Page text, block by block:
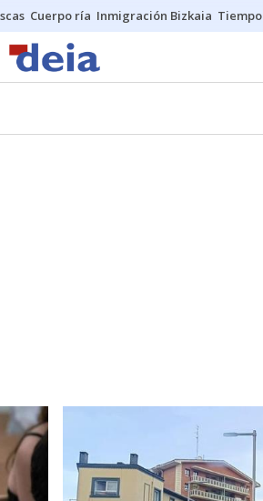
Cuerpo ría Inmigración Bizkaia Tiempo